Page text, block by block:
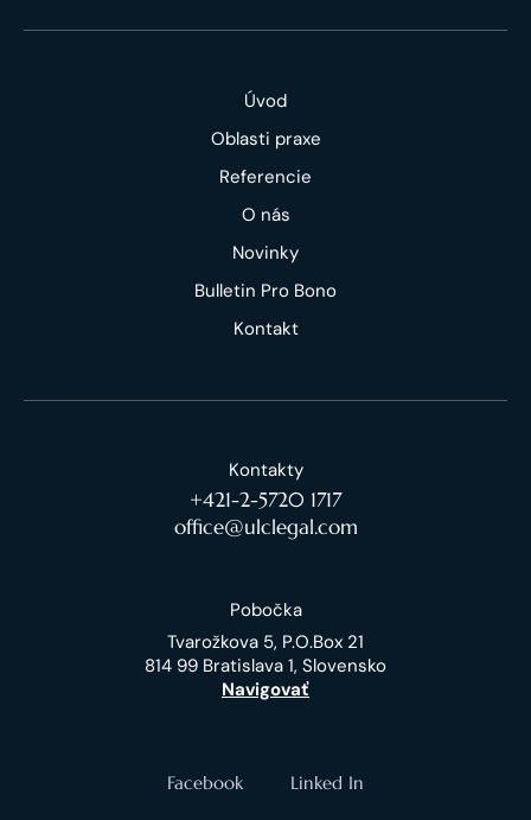
Úvod
Oblasti praxe
Referencie
O nás
Novinky
Bulletin Pro Bono
Kontakt
Kontakty
+421-2-5720 1717
office@ulclegal.com
Pobočka
Tvarožkova 5, P.O.Box 21
814 99 Bratislava 1, Slovensko
Navigovať
Facebook Linked In